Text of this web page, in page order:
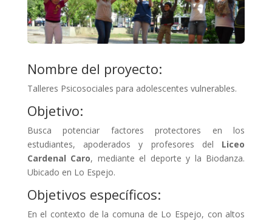
Nombre del proyecto:
Talleres Psicosociales para adolescentes vulnerables.
Objetivo:
Busca potenciar factores protectores en los
estudiantes, apoderados y profesores del Liceo
Cardenal Caro, mediante el deporte y la Biodanza.
Ubicado en Lo Espejo.
Objetivos específicos:
En el contexto de la comuna de Lo Espejo, con altos